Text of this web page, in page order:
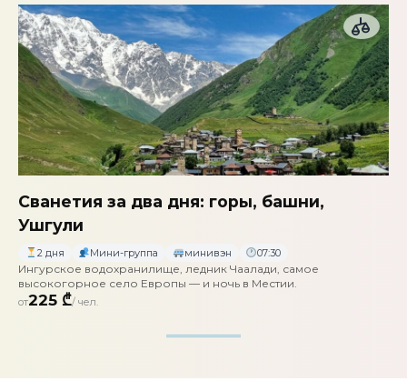
Сванетия за два дня: горы, башни,
Ушгули
2 дня Мини-группа минивэн 07:30
Ингурское водохранилище, ледник Чаалади, самое
высокогорное село Европы — и ночь в Местии.
от225 ₾/ чел.